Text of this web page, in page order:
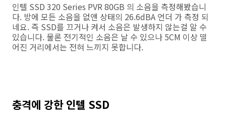
인텔 SSD 320 Series PVR 80GB 의 소음을 측정해봤습니
다. 방에 모든 소음을 없앤 상태의 26.6dBA 언더 가 측정 되
네요. 즉 SSD를 끄거나 켜서 소음은 발생하지 않는걸 알 수
있습니다. 물론 전기적인 소음은 날 수 있으나 5CM 이상 떨
어진 거리에서는 전혀 느끼지 못합니다.
충격에 강한 인텔 SSD